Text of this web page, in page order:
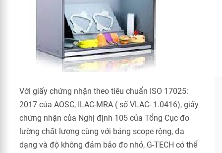
Với giấy chứng nhận theo tiêu chuẩn ISO 17025:
2017 của AOSC, ILAC-MRA ( số VLAC- 1.0416), giấy
chứng nhận của Nghị định 105 của Tổng Cục đo
lường chất lượng cùng với bảng scope rộng, đa
dạng và độ không đảm bảo đo nhỏ, G-TECH có thể